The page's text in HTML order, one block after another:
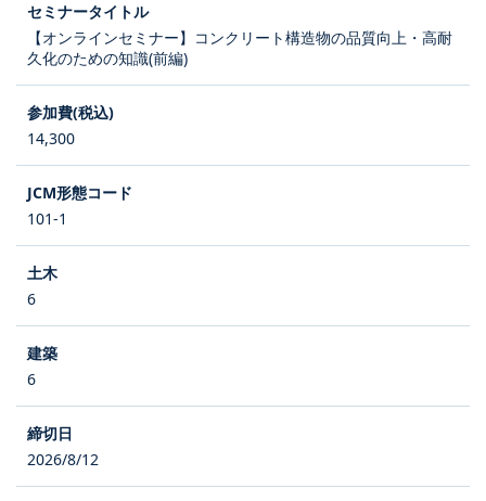
【オンラインセミナー】コンクリート構造物の品質向上・高耐
久化のための知識(前編)
14,300
101-1
6
6
2026/8/12